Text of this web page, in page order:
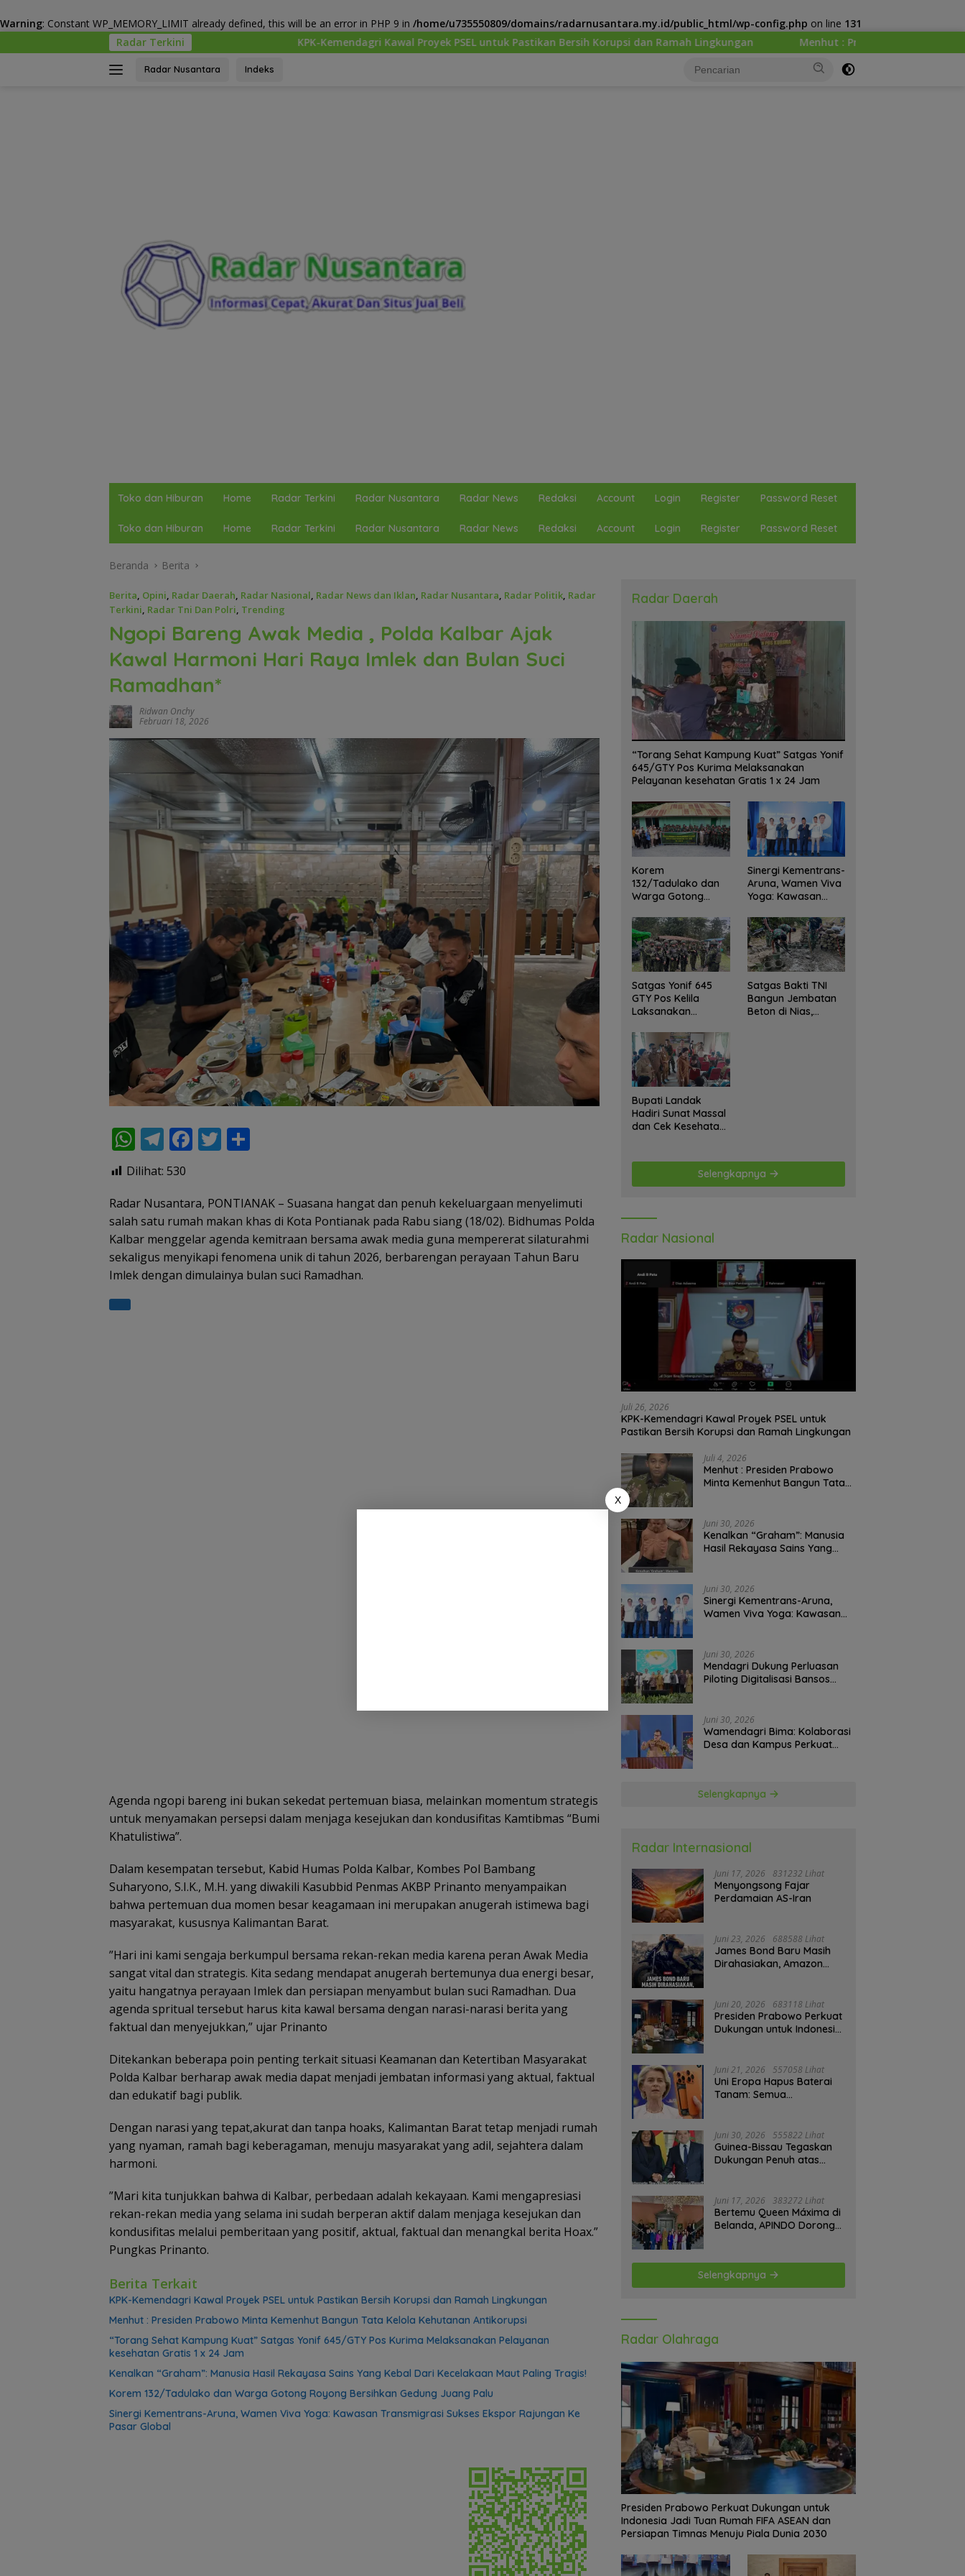
Warning: Constant WP_MEMORY_LIMIT already defined, this will be an error in PHP 9 in /home/u735550809/domains/radarnusantara.my.id/public_html/wp-config.php on line 131
ke
Radar TerkiniKPK-Kemendagri Kawal Proyek PSEL untuk Pastikan Bersih Korupsi dan Ramah Lingkungan Menhut : Presiden Prabowo Minta Kemenhut Bangun
Radar Nusantara Indeks
Toko dan Hiburan Home Radar Terkini Radar Nusantara Radar News Redaksi Account Login Register Password Reset
Toko dan Hiburan Home Radar Terkini Radar Nusantara Radar News Redaksi Account Login Register Password Reset
Beranda Berita
Berita, Opini, Radar Daerah, Radar Nasional, Radar News dan Iklan, Radar Nusantara, Radar Politik, Radar
Terkini, Radar Tni Dan Polri, Trending
Ngopi Bareng Awak Media , Polda Kalbar Ajak
Kawal Harmoni Hari Raya Imlek dan Bulan Suci
Ramadhan*
Ridwan Onchy
Februari 18, 2026
W
h
at
s
A
p
p
T
el
e
gr
a
m
F
b
o
o
k
T
er e
Dilihat: 530
​Radar Nusantara, PONTIANAK – Suasana hangat dan penuh kekeluargaan menyelimuti
salah satu rumah makan khas di Kota Pontianak pada Rabu siang (18/02). Bidhumas Polda
Kalbar menggelar agenda kemitraan bersama awak media guna mempererat silaturahmi
sekaligus menyikapi fenomena unik di tahun 2026, berbarengan perayaan Tahun Baru
Imlek dengan dimulainya bulan suci Ramadhan.
​Agenda ngopi bareng ini bukan sekedat pertemuan biasa, melainkan momentum strategis
untuk menyamakan persepsi dalam menjaga kesejukan dan kondusifitas Kamtibmas “Bumi
Khatulistiwa”.
​Dalam kesempatan tersebut, Kabid Humas Polda Kalbar, Kombes Pol Bambang
Suharyono, S.I.K., M.H. yang diwakili Kasubbid Penmas AKBP Prinanto menyampaikan
bahwa pertemuan dua momen besar keagamaan ini merupakan anugerah istimewa bagi
masyarakat, kususnya Kalimantan Barat.
​”Hari ini kami sengaja berkumpul bersama rekan-rekan media karena peran Awak Media
sangat vital dan strategis. Kita sedang mendapat anugerah bertemunya dua energi besar,
yaitu hangatnya perayaan Imlek dan persiapan menyambut bulan suci Ramadhan. Dua
agenda spritual tersebut harus kita kawal bersama dengan narasi-narasi berita yang
faktual dan menyejukkan,” ujar Prinanto
​Ditekankan beberapa poin penting terkait situasi Keamanan dan Ketertiban Masyarakat
Polda Kalbar berharap awak media dapat menjadi jembatan informasi yang aktual, faktual
dan edukatif bagi publik.
Dengan narasi yang tepat,akurat dan tanpa hoaks, Kalimantan Barat tetap menjadi rumah
yang nyaman, ramah bagi keberagaman, menuju masyarakat yang adil, sejahtera dalam
harmoni.
​”Mari kita tunjukkan bahwa di Kalbar, perbedaan adalah kekayaan. Kami mengapresiasi
rekan-rekan media yang selama ini sudah berperan aktif dalam menjaga kesejukan dan
kondusifitas melalui pemberitaan yang positif, aktual, faktual dan menangkal berita Hoax.”
Pungkas Prinanto.
Berita Terkait
KPK-Kemendagri Kawal Proyek PSEL untuk Pastikan Bersih Korupsi dan Ramah Lingkungan
Menhut : Presiden Prabowo Minta Kemenhut Bangun Tata Kelola Kehutanan Antikorupsi
“Torang Sehat Kampung Kuat” Satgas Yonif 645/GTY Pos Kurima Melaksanakan Pelayanan
kesehatan Gratis 1 x 24 Jam
Kenalkan “Graham”: Manusia Hasil Rekayasa Sains Yang Kebal Dari Kecelakaan Maut Paling Tragis!
Korem 132/Tadulako dan Warga Gotong Royong Bersihkan Gedung Juang Palu
Sinergi Kementrans-Aruna, Wamen Viva Yoga: Kawasan Transmigrasi Sukses Ekspor Rajungan Ke
Pasar Global
Radar Daerah
“Torang Sehat Kampung Kuat” Satgas Yonif
645/GTY Pos Kurima Melaksanakan
Pelayanan kesehatan Gratis 1 x 24 Jam
Korem
132/Tadulako dan
Warga Gotong
Gedung Juang Palu
Sinergi Kementrans-
Aruna, Wamen Viva
Yoga: Kawasan
Sukses Ekspor
Rajungan Ke Pasar
Global
Satgas Yonif 645
GTY Pos Kelila
Laksanakan
Anjangsana
Ketempat Tokoh
Adat dan Lurah
Satgas Bakti TNI
Bangun Jembatan
Beton di Nias,
Bupati Landak
Hadiri Sunat Massal
dan Cek Kesehatan
Kegiatan
Selengkapnya
Radar Nasional
Juli 26, 2026
KPK-Kemendagri Kawal Proyek PSEL untuk
Pastikan Bersih Korupsi dan Ramah Lingkungan
Juli 4, 2026
Menhut : Presiden Prabowo
Minta Kemenhut Bangun Tata
Juni 30, 2026
Kenalkan “Graham”: Manusia
Hasil Rekayasa Sains Yang
Juni 30, 2026
Sinergi Kementrans-Aruna,
Wamen Viva Yoga: Kawasan
Juni 30, 2026
Mendagri Dukung Perluasan
Piloting Digitalisasi Bansos
Juni 30, 2026
Wamendagri Bima: Kolaborasi
Desa dan Kampus Perkuat
Selengkapnya
Radar Internasional
Juni 17, 2026 831232 Lihat
Menyongsong Fajar
Perdamaian AS-Iran
Juni 23, 2026 688588 Lihat
James Bond Baru Masih
Dirahasiakan, Amazon
Juni 20, 2026 683118 Lihat
Presiden Prabowo Perkuat
Dukungan untuk Indonesia
Timnas Menuju Piala Dunia
2030
Juni 21, 2026 557058 Lihat
Uni Eropa Hapus Baterai
Tanam: Semua
Juni 30, 2026 555822 Lihat
Guinea-Bissau Tegaskan
Dukungan Penuh atas
Juni 17, 2026 383272 Lihat
Bertemu Queen Máxima di
Belanda, APINDO Dorong
Selengkapnya
Radar Olahraga
Presiden Prabowo Perkuat Dukungan untuk
Indonesia Jadi Tuan Rumah FIFA ASEAN dan
Persiapan Timnas Menuju Piala Dunia 2030
X